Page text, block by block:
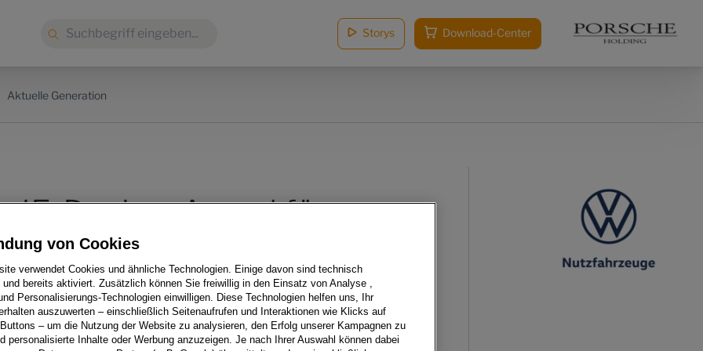
Aktuelle Generation
Suche: Storys Download-Center
IF-Design-Award für
Multivan
von Cookies
verwendet Cookies und ähnliche Technologien. Einige davon sind technisch
und bereits aktiviert. Zusätzlich können Sie freiwillig in den Einsatz von Analyse ,
Personalisierungs-Technologien einwilligen. Diese Technologien helfen uns, Ihr
auszuwerten – einschließlich Seitenaufrufen und Interaktionen wie Klicks auf
– um die Nutzung der Website zu analysieren, den Erfolg unserer Kampagnen zu
personalisierte Inhalte oder Werbung anzuzeigen. Je nach Ihrer Auswahl können dabei